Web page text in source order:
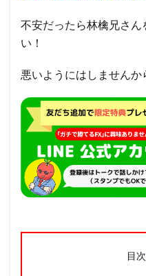
不安だったら林檎兄さん
い！
悪いようにはしませんか
目次